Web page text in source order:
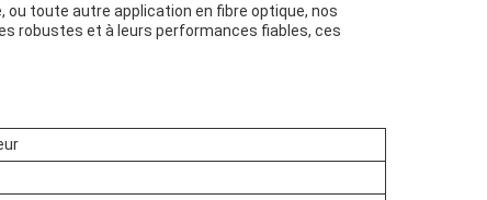
toute autre application en fibre optique, nos
robustes et à leurs performances fiables, ces